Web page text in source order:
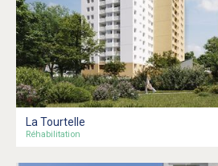
La Tourtelle
Réhabilitation